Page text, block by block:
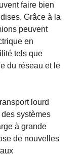
faire bien
Grâce à la
peuvent
en
tels que
du réseau et le
lourd
systèmes
à grande
de nouvelles